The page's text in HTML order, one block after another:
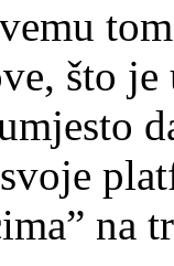
što
na